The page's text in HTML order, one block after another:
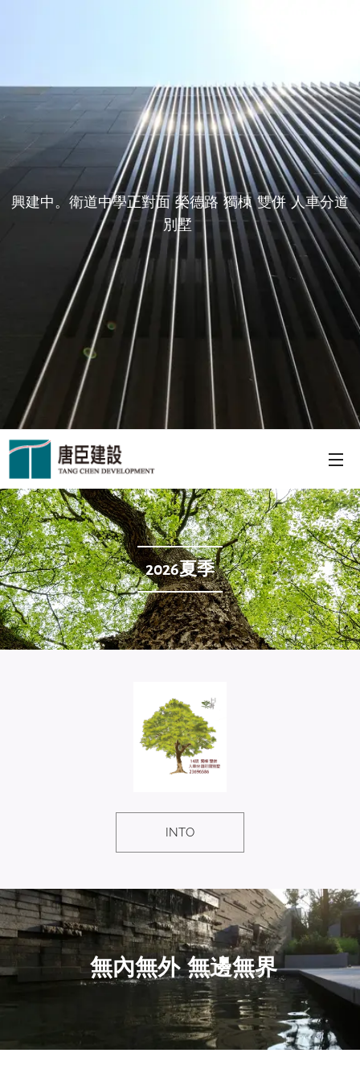
興建中。衛道中學正對面 榮德路 獨棟 雙併 人車分道
別墅
2026夏季
INTO
無內無外 無邊無界